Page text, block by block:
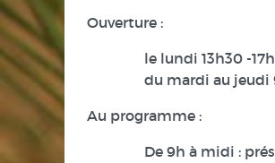
Ouverture :
le lundi 13h30 -17h
du mardi au jeudi
Au programme :
De 9h à midi :